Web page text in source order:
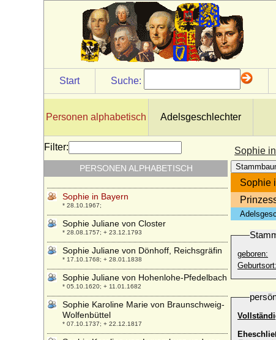
Start Suche:
Personen alphabetisch Adelsgeschlechter
Sophie
Sophie
geboren:
Geburtsort:
Filter:
PERSONEN ALPHABETISCH
Sophie Henriette von Degenfeld-
Schonburg
* 23.12.1776; + 26.01.1847
Sophie Henriette von dem Knesebeck
* 1744; + 1773
Sophie Henriette von der Schulenburg
* 05.10.1706; + 11.12.1759
Plessen-Herzberg)
* 21.03.1738; + 15.09.1786
Sophie in Bayern
* 23.02.1847; + 04.05.1897
Sophie in Bayern
* 28.10.1967;
Sophie Juliane von Closter
* 28.08.1757; + 23.12.1793
Sophie Juliane von Dönhoff, Reichsgräfin
* 17.10.1768; + 28.01.1838
Sophie Juliane von Hohenlohe-Pfedelbach
* 05.10.1620; + 11.01.1682
Sophie Karoline Marie von Braunschweig-
Wolfenbüttel
* 07.10.1737; + 22.12.1817